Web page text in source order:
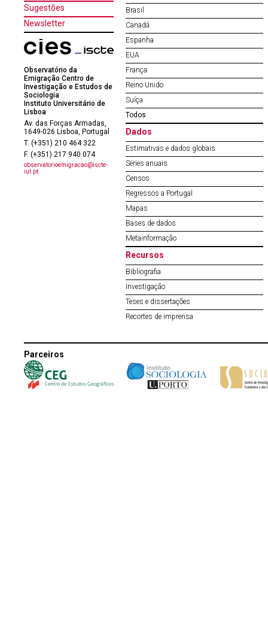
Sugestões
Newsletter
Observatório da
Emigração Centro de
Investigação e Estudos de
Sociologia
Instituto Universitário de
Lisboa
Av. das Forças Armadas,
1649-026 Lisboa, Portugal
T. (+351) 210 464 322
F. (+351) 217 940 074
observatorioemigracao@iscte-
iul.pt
Brasil
Canadá
Espanha
EUA
França
Reino Unido
Suíça
Todos
Dados
Estimativas e dados globais
Séries anuais
Censos
Regressos a Portugal
Mapas
Bases de dados
Metainformação
Recursos
Bibliografia
Investigação
Teses e dissertações
Recortes de imprensa
Parceiros